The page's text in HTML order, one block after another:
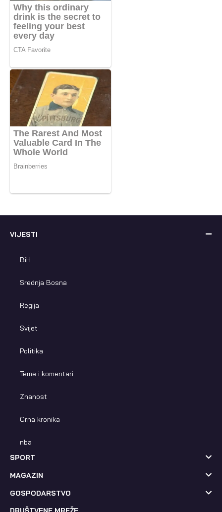
VIJESTI
BiH
Srednja Bosna
Regija
Svijet
Politika
Teme i komentari
Znanost
Crna kronika
nba
SPORT
MAGAZIN
GOSPODARSTVO